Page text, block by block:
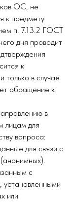
ОС, не
к предмету
п. 7.13.2 ГОСТ
дня проводит
к
только в случае
обращение к
в
лицам для
вопроса:​
для связи с
с
или